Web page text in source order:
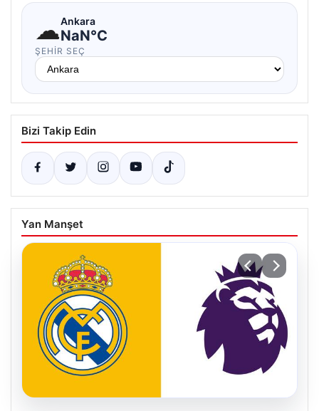
☁Ankara
NaN°C
ŞEHIR SEÇ
Bizi Takip Edin
Yan Manşet